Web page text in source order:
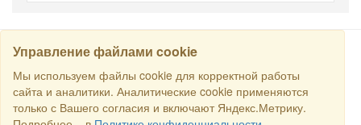
Управление файлами cookie
Мы используем файлы cookie для корректной работы
сайта и аналитики. Аналитические cookie применяются
только с Вашего согласия и включают Яндекс.Метрику.
CARI
Semua hak dilindungi undang-undang © 2016 Торговый Дом